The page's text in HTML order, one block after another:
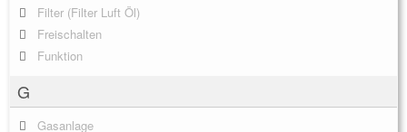
Filter (Filter Luft Öl)
Freischalten
Funktion
G
Gasanlage